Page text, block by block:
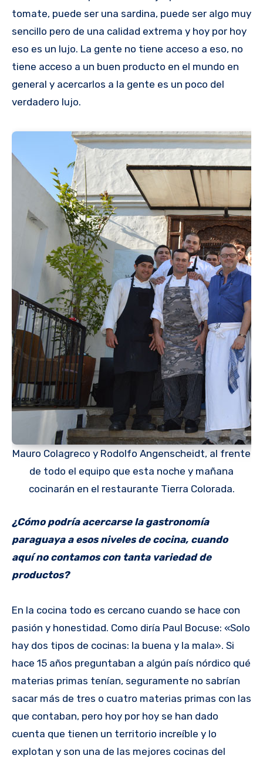
tomate, puede ser una sardina, puede ser algo muy
sencillo pero de una calidad extrema y hoy por hoy
eso es un lujo. La gente no tiene acceso a eso, no
tiene acceso a un buen producto en el mundo en
general y acercarlos a la gente es un poco del
verdadero lujo.
Mauro Colagreco y Rodolfo Angenscheidt, al frente
de todo el equipo que esta noche y mañana
cocinarán en el restaurante Tierra Colorada.
¿Cómo podría acercarse la gastronomía
paraguaya a esos niveles de cocina, cuando
aquí no contamos con tanta variedad de
productos?
En la cocina todo es cercano cuando se hace con
pasión y honestidad. Como diría Paul Bocuse: «Solo
hay dos tipos de cocinas: la buena y la mala». Si
hace 15 años preguntaban a algún país nórdico qué
materias primas tenían, seguramente no sabrían
sacar más de tres o cuatro materias primas con las
que contaban, pero hoy por hoy se han dado
cuenta que tienen un territorio increíble y lo
explotan y son una de las mejores cocinas del